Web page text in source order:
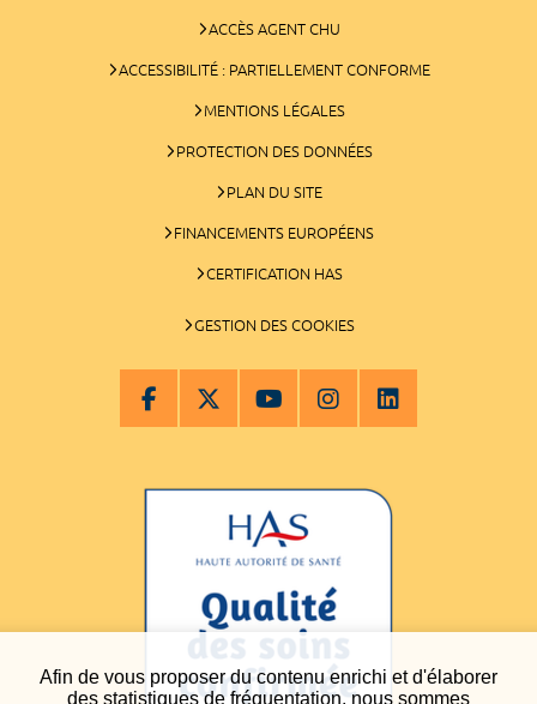
Afin de vous proposer du contenu enrichi et d'élaborer
des statistiques de fréquentation, nous sommes
ACCÈS AGENT CHU
ACCESSIBILITÉ : PARTIELLEMENT CONFORME
MENTIONS LÉGALES
PROTECTION DES DONNÉES
PLAN DU SITE
FINANCEMENTS EUROPÉENS
CERTIFICATION HAS
GESTION DES COOKIES